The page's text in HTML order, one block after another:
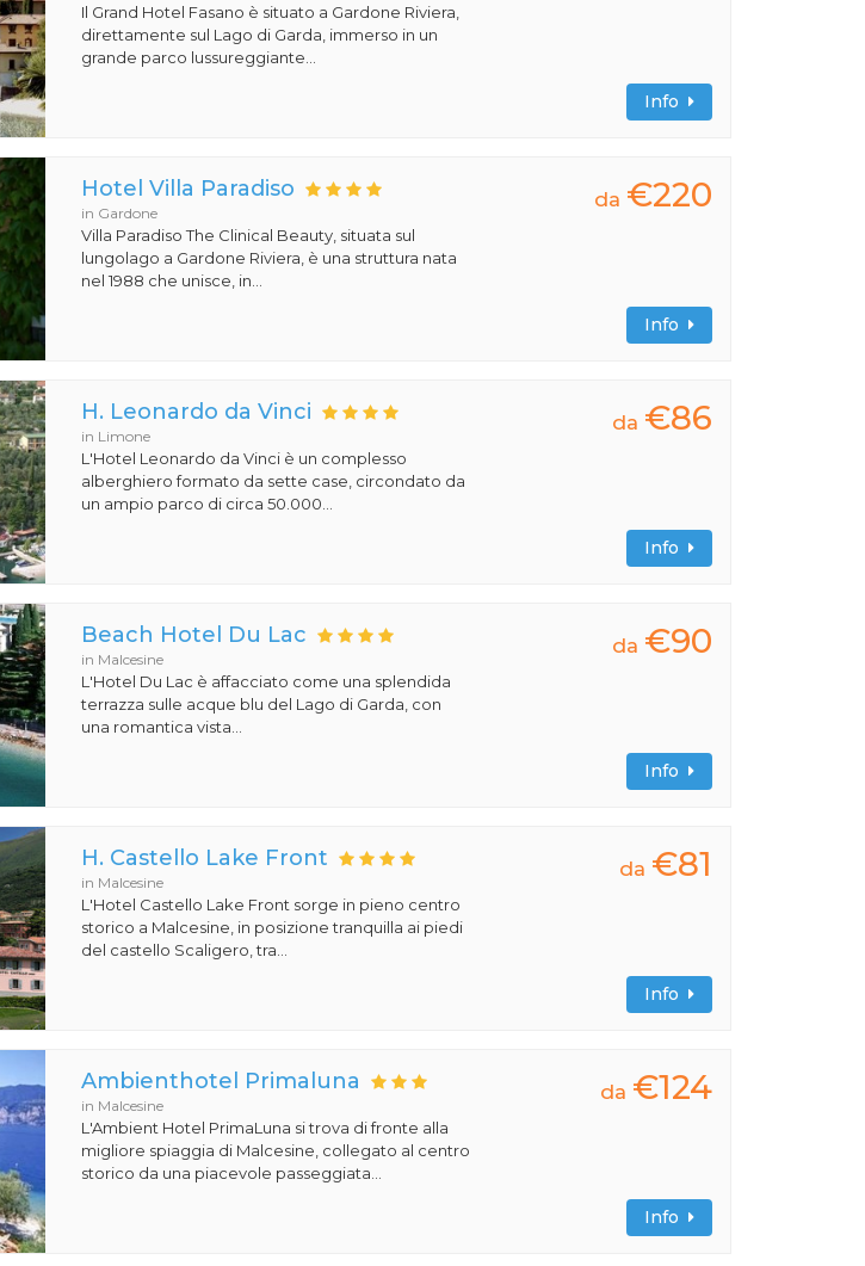
Il Grand Hotel Fasano è situato a Gardone Riviera,
direttamente sul Lago di Garda, immerso in un
grande parco lussureggiante...
Info
Hotel Villa Paradiso
in Gardone
Villa Paradiso The Clinical Beauty, situata sul
lungolago a Gardone Riviera, è una struttura nata
nel 1988 che unisce, in...
da €220
Info
H. Leonardo da Vinci
in Limone
L'Hotel Leonardo da Vinci è un complesso
alberghiero formato da sette case, circondato da
un ampio parco di circa 50.000...
da €86
Info
Beach Hotel Du Lac
in Malcesine
L'Hotel Du Lac è affacciato come una splendida
terrazza sulle acque blu del Lago di Garda, con
una romantica vista...
da €90
Info
H. Castello Lake Front
in Malcesine
L'Hotel Castello Lake Front sorge in pieno centro
storico a Malcesine, in posizione tranquilla ai piedi
del castello Scaligero, tra...
da €81
Info
Ambienthotel Primaluna
in Malcesine
L'Ambient Hotel PrimaLuna si trova di fronte alla
migliore spiaggia di Malcesine, collegato al centro
storico da una piacevole passeggiata...
da €124
Info